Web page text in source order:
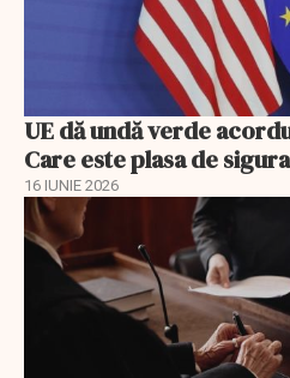
UE dă undă verde
Care este plasa de
16 IUNIE 2026